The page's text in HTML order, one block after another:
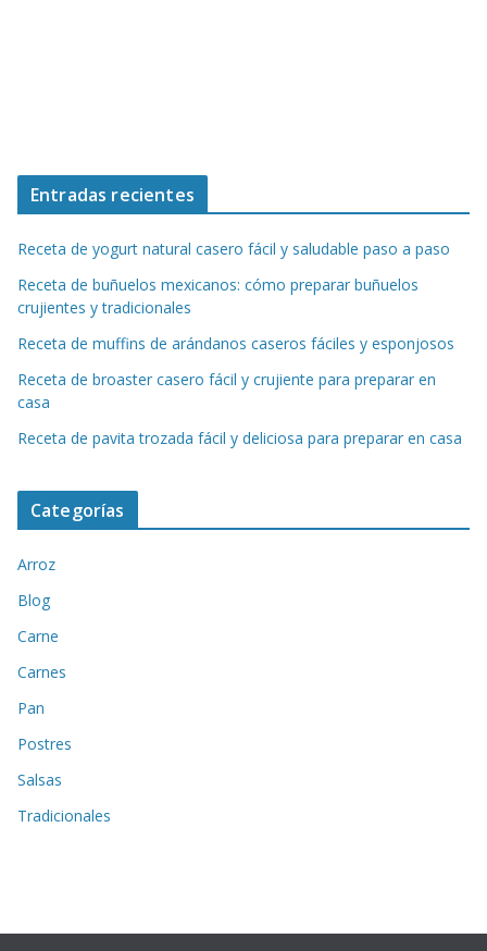
Entradas recientes
Receta de yogurt natural casero fácil y saludable paso a paso
Receta de buñuelos mexicanos: cómo preparar buñuelos
crujientes y tradicionales
Receta de muffins de arándanos caseros fáciles y esponjosos
Receta de broaster casero fácil y crujiente para preparar en
casa
Receta de pavita trozada fácil y deliciosa para preparar en casa
Categorías
Arroz
Blog
Carne
Carnes
Pan
Postres
Salsas
Tradicionales